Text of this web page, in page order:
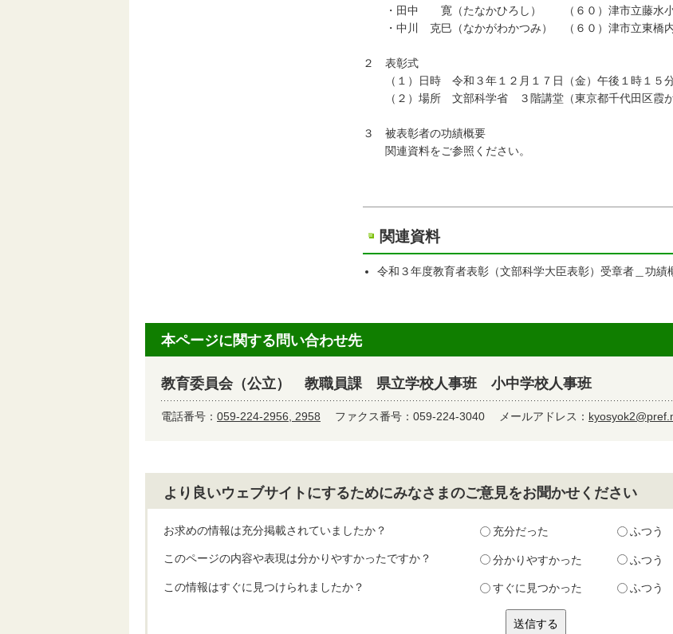
・田中 寛（たなかひろし） （６０）津市立藤水小
・中川 克巳（なかがわかつみ） （６０）津市立東橋
２ 表彰式
（１）日時 令和３年１２月１７日（金）午後１時１５
（２）場所 文部科学省 ３階講堂（東京都千代田区霞が
３ 被表彰者の功績概要
関連資料をご参照ください。
関連資料
令和３年度教育者表彰（文部科学大臣表彰）受章者＿功績
本ページに関する問い合わせ先
教育委員会（公立） 教職員課 県立学校人事班 小中学校人事班
電話番号： 059-224-2956, 2958 ファクス番号：059-224-3040 メールアドレス：
より良いウェブサイトにするためにみなさまのご意見をお聞かせください
お求めの情報は充分掲載されていましたか？ 充分だった ふつう
このページの内容や表現は分かりやすかったですか？ 分かりやすかった ふつう
この情報はすぐに見つけられましたか？ すぐに見つかった ふつう